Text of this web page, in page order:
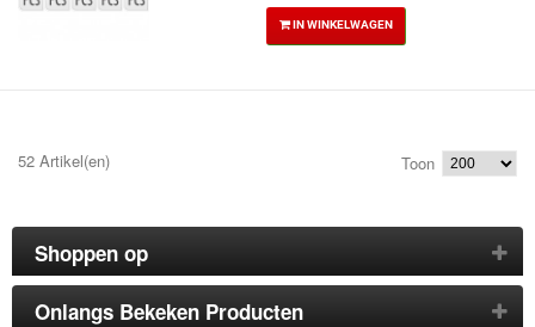
IN WINKELWAGEN
52 Artikel(en) Toon
Shoppen op
Onlangs Bekeken Producten